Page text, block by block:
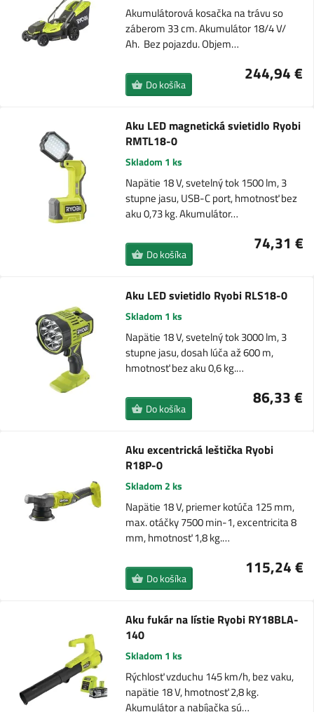
Akumulátorová kosačka na trávu so
záberom 33 cm. Akumulátor 18/4 V/
Ah. Bez pojazdu. Objem…
244,94 €
Do košíka
Aku LED magnetická svietidlo Ryobi
RMTL18-0
Skladom 1 ks
Napätie 18 V, svetelný tok 1500 lm, 3
stupne jasu, USB-C port, hmotnosť bez
aku 0,73 kg. Akumulátor…
74,31 €
Do košíka
Aku LED svietidlo Ryobi RLS18-0
Skladom 1 ks
Napätie 18 V, svetelný tok 3000 lm, 3
stupne jasu, dosah lúča až 600 m,
hmotnosť bez aku 0,6 kg.…
86,33 €
Do košíka
Aku excentrická leštička Ryobi
R18P-0
Skladom 2 ks
Napätie 18 V, priemer kotúča 125 mm,
max. otáčky 7500 min-1, excentricita 8
mm, hmotnosť 1,8 kg.…
115,24 €
Do košíka
Aku fukár na lístie Ryobi RY18BLA-
140
Skladom 1 ks
Rýchlosť vzduchu 145 km/h, bez vaku,
napätie 18 V, hmotnosť 2,8 kg.
Akumulátor a nabíjačka sú…